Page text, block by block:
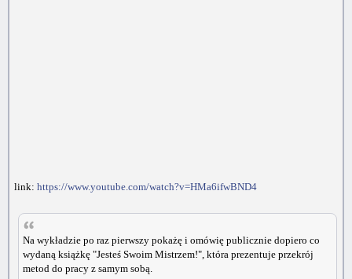
link: https://www.youtube.com/watch?v=HMa6ifwBND4
Na wykładzie po raz pierwszy pokażę i omówię publicznie dopiero co
wydaną książkę "Jesteś Swoim Mistrzem!", która prezentuje przekrój
metod do pracy z samym sobą.